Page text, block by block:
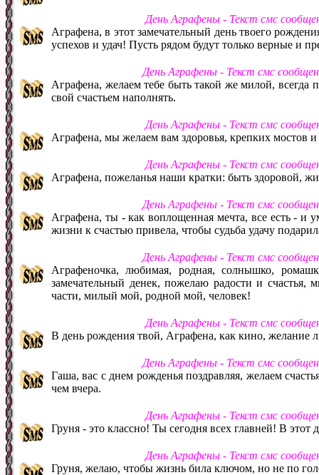
День Аграфены - Текст смс
Аграфена, в этот замечательный день твоего
успехов и удач! Пусть рядом будут только верные и
День Аграфены - Текст смс
Аграфена, желаем тебе быть такой же милой, всегда
свой счастьем наполнять.
День Аграфены - Текст смс
Аграфена, мы желаем вам здоровья, крепких мостов
День Аграфены - Текст смс
Аграфена, пожеланья наши кратки: быть здоровой,
День Аграфены - Текст смс
Аграфена, ты - как воплощенная мечта, все есть - и
жизни к счастью привела, чтобы судьба удачу
День Аграфены - Текст смс
Аграфеночка, любимая, родная, солнышко,
замечательный денек, пожелаю радости и счастья,
части, милый мой, родной мой, человек!
День Аграфены - Текст смс
В день рождения твой, Аграфена, как кино, желание
День Аграфены - Текст смс
Гаша, вас с днем рожденья поздравляя, желаем
чем вчера.
День Аграфены - Текст смс
Груня - это классно! Ты сегодня всех главней! В этот
День Аграфены - Текст смс
Груня, желаю, чтобы жизнь била ключом, но не по